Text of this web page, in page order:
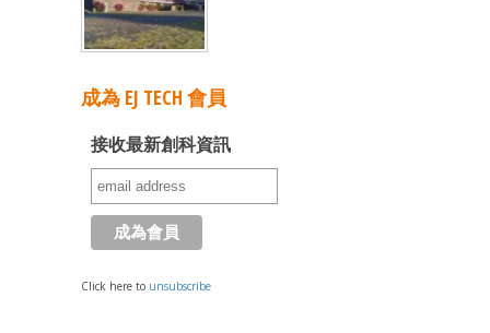
成為 EJ TECH 會員
接收最新創科資訊
Click here to unsubscribe